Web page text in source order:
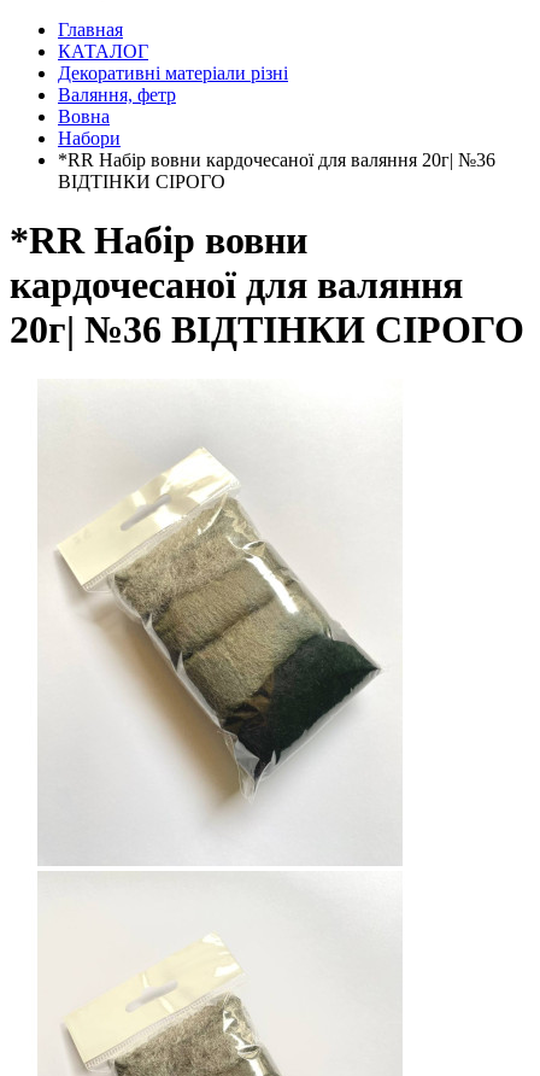
Главная
КАТАЛОГ
Декоративні матеріали різні
Валяння, фетр
Вовна
Набори
*RR Набір вовни кардочесаної для валяння 20г| №36
ВІДТІНКИ СІРОГО
*RR Набір вовни
кардочесаної для валяння
20г| №36 ВІДТІНКИ СІРОГО